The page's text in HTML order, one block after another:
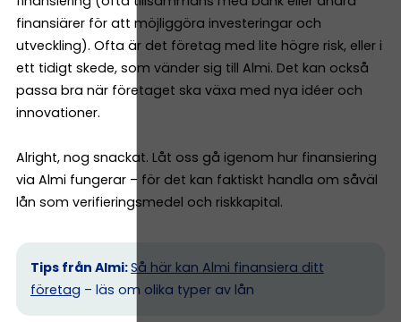
finansiärer för att möjliggöra investeringar och
utveckling). Ofta är det företag med lite högre risk, eller i
ett tidigt skede, som vänder sig till Almi. Det kan också
passa bra när företaget ska växa med nya idéer och
innovationer.
Alright, nog snackat. Låt oss gå igenom hur finansiering
via Almi fungerar – för det kan faktiskt handla om såväl
lån som verifieringsmedel och riskkapital.
Tips från Almi:Så här kan Almi finansiera ditt
företag – läs om olika typer av lån